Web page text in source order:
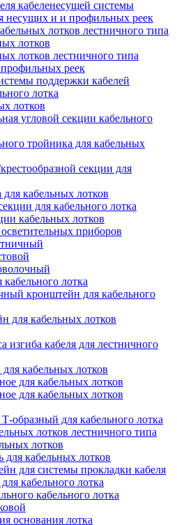
кабеленесущей системы
несущих и и профильных реек
лотков лестничного типа
лотков
лотков лестничного типа
реек
поддержки кабелей
лотка
лотков
угловой секции кабельного
тройника для кабельных
секции для
кабельных лотков
для кабельного лотка
кабельных лотков
приборов
лотка
кронштейн для кабельного
для кабельных лотков
изгиба кабеля для лестничного
кабельных лотков
для кабельных лотков
для кабельных лотков
образный для кабельного лотка
лотков лестничного типа
лотков
кабельных лотков
для системы прокладки кабеля
кабельного лотка
кабельного лотка
основания лотка